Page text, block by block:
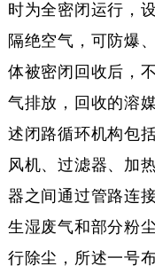
时为全密闭运行，
隔绝空气，可防爆
体被密闭回收后，
气排放，回收的溶
述闭路循环机构包
风机、过滤器、加
器之间通过管路连
生湿废气和部分粉
行除尘，所述一号